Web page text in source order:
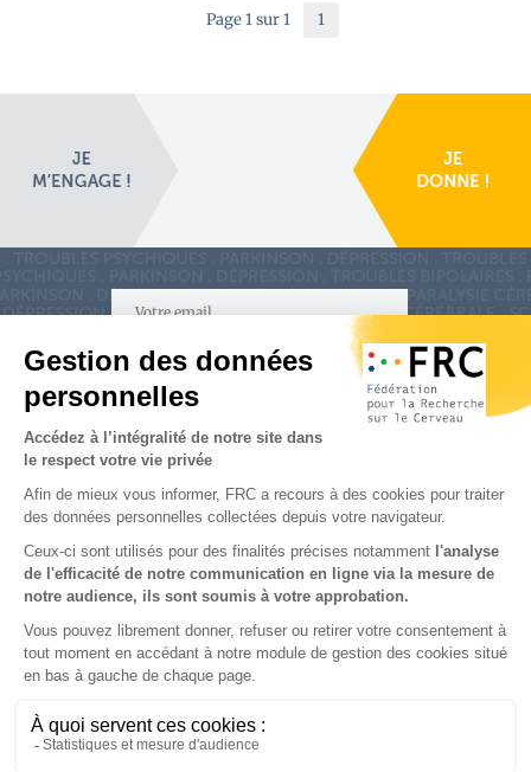
Page 1 sur 1 1
S'inscrire à la newsletter
les réseaux sociaux
Partenaires & Mécènes